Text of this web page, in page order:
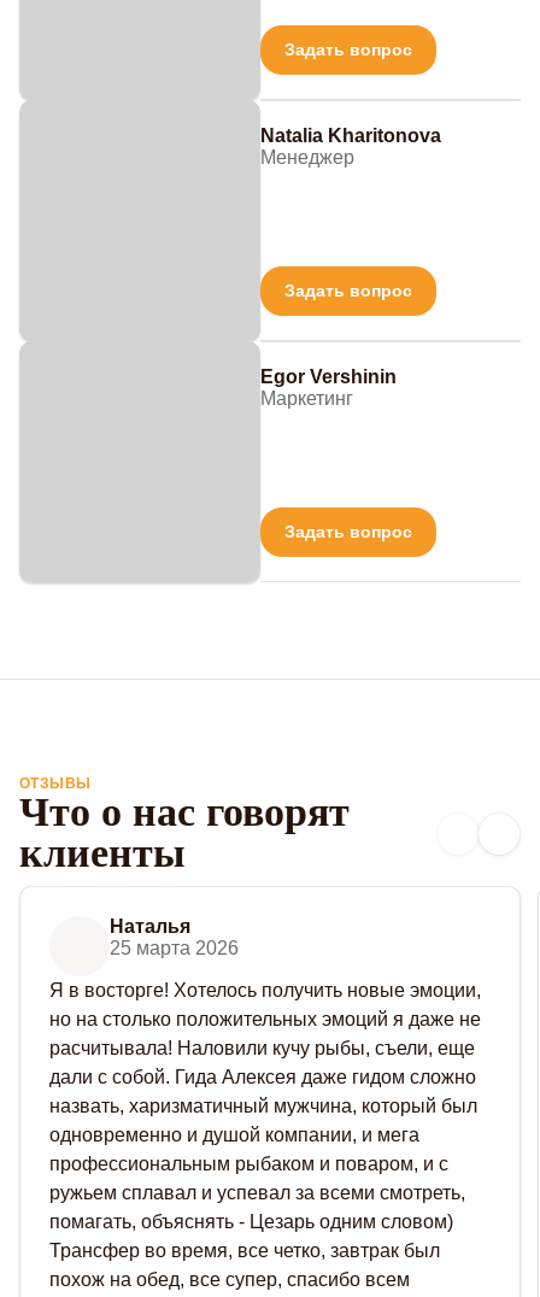
Задать вопрос
Natalia Kharitonova
Менеджер
Задать вопрос
Egor Vershinin
Маркетинг
Задать вопрос
ОТЗЫВЫ
Что о нас говорят
клиенты
Наталья
25 марта 2026
Я в восторге! Хотелось получить новые эмоции,
но на столько положительных эмоций я даже не
расчитывала! Наловили кучу рыбы, съели, еще
дали с собой. Гида Алексея даже гидом сложно
назвать, харизматичный мужчина, который был
одновременно и душой компании, и мега
профессиональным рыбаком и поваром, и с
ружьем сплавал и успевал за всеми смотреть,
помагать, объяснять - Цезарь одним словом)
Трансфер во время, все четко, завтрак был
похож на обед, все супер, спасибо всем